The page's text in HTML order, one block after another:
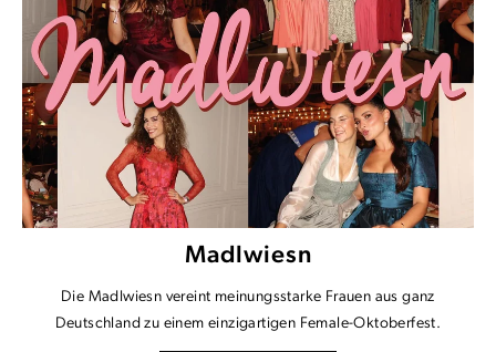
Madlwiesn
Die Madlwiesn vereint meinungsstarke Frauen aus ganz
Deutschland zu einem einzigartigen Female-Oktoberfest.